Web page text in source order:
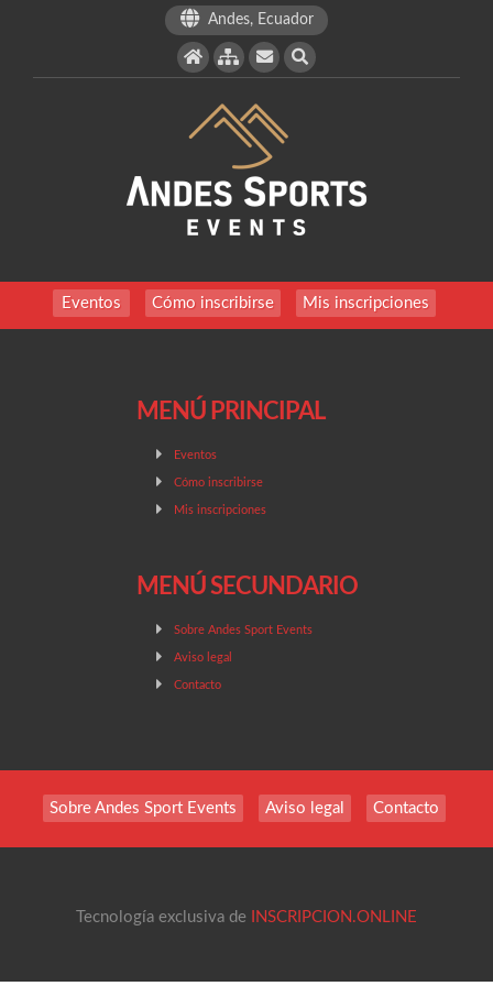
Andes, Ecuador
Eventos Cómo inscribirse Mis inscripciones
MENÚ PRINCIPAL
Eventos
Cómo inscribirse
Mis inscripciones
MENÚ SECUNDARIO
Sobre Andes Sport Events
Aviso legal
Contacto
Sobre Andes Sport Events Aviso legal Contacto
Tecnología exclusiva de INSCRIPCION.ONLINE